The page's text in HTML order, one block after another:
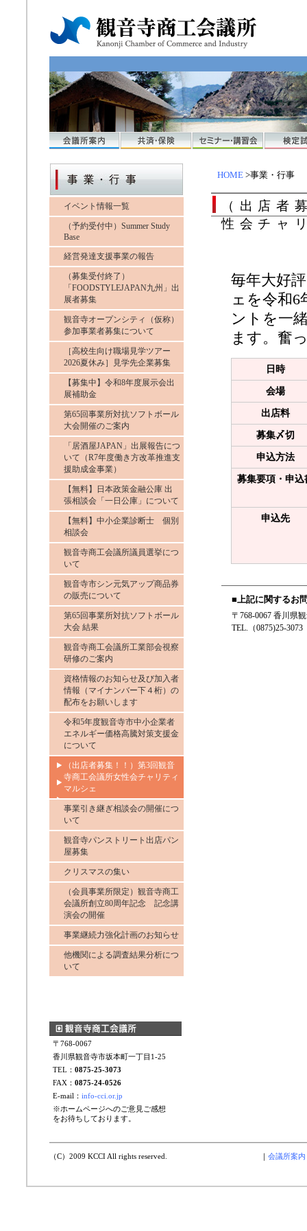
イベント情報一覧
（予約受付中）Summer Study
Base
経営発達支援事業の報告
（募集受付終了）
「FOODSTYLEJAPAN九州」出
展者募集
観音寺オープンシティ（仮称）
参加事業者募集について
［高校生向け職場見学ツアー
2026夏休み］見学先企業募集
【募集中】令和8年度展示会出
展補助金
第65回事業所対抗ソフトボール
大会開催のご案内
「居酒屋JAPAN」出展報告につ
いて（R7年度働き方改革推進支
援助成金事業）
【無料】日本政策金融公庫 出
張相談会「一日公庫」について
【無料】中小企業診断士 個別
相談会
観音寺商工会議所議員選挙につ
いて
観音寺市シン元気アップ商品券
の販売について
第65回事業所対抗ソフトボール
大会 結果
観音寺商工会議所工業部会視察
研修のご案内
資格情報のお知らせ及び加入者
情報（マイナンバー下４桁）の
配布をお願いします
令和5年度観音寺市中小企業者
エネルギー価格高騰対策支援金
について
（出店者募集！！）第3回観音
寺商工会議所女性会チャリティ
マルシェ
事業引き継ぎ相談会の開催につ
いて
観音寺パンストリート出店パン
屋募集
クリスマスの集い
（会員事業所限定）観音寺商工
会議所創立80周年記念 記念講
演会の開催
事業継続力強化計画のお知らせ
他機関による調査結果分析につ
いて
〒768-0067
香川県観音寺市坂本町一丁目1-25
TEL： 0875-25-3073
FAX： 0875-24-0526
E-mail： info-cci.or.jp
※ホームページへのご意見ご感想
をお待ちしております。
HOME >事業・行事
（出店者
性会チャ
毎年大好
ェを令和
ントを一
ます。奮
日時
会場
出店料
募集〆切
申込方法
募集要項・申込
申込先
■上記に関するお
〒768-0067 香川県
TEL.（0875)25-
（C）2009 KCCI All rights reserved. ｜ 会議所案内